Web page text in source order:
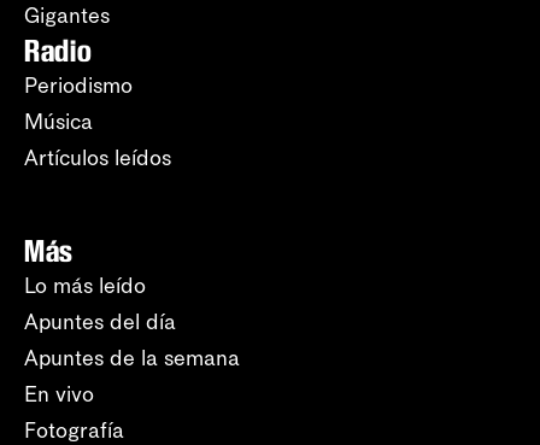
Gigantes
Radio
Periodismo
Música
Artículos leídos
Más
Lo más leído
Apuntes del día
Apuntes de la semana
En vivo
Fotografía